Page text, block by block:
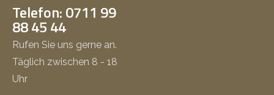
Telefon: 0711 99
88 45 44
Rufen Sie uns gerne an.
Täglich zwischen 8 - 18
Uhr